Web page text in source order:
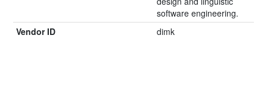
software engineering.
Vendor ID
dimk